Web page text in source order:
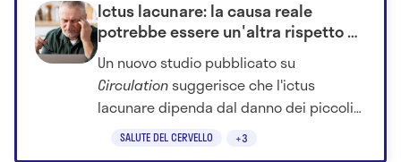
SALUTE DEL CERVELLO +3
Ictus lacunare: la causa reale
potrebbe essere un'altra rispetto a
quella creduta finora
Un nuovo studio pubblicato su
Circulationsuggerisce che l'ictus
lacunare dipenda dal danno dei piccoli
vasi cerebrali più che dall'aterosclerosi.